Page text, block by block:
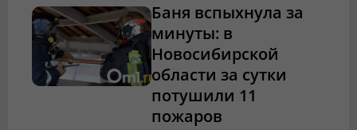
Баня вспыхнула за
минуты: в
Новосибирской
области за сутки
потушили 11
пожаров